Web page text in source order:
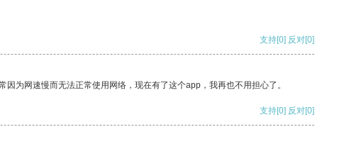
支持[0] 反对[0]
为网速慢而无法正常使用网络，现在有了这个app，我再也不用担心了。
支持[0] 反对[0]